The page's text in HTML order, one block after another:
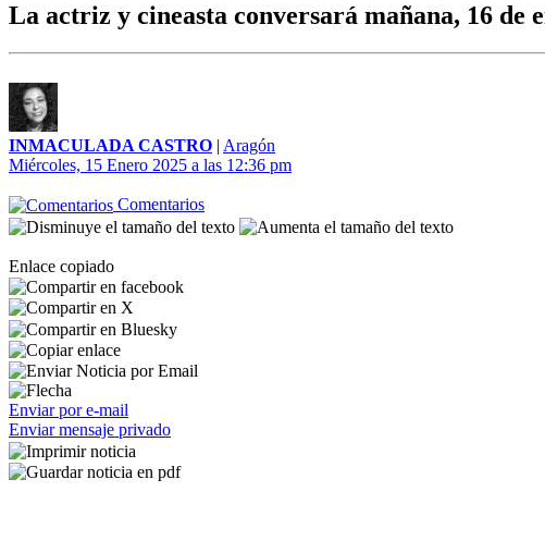
La actriz y cineasta conversará mañana, 16
INMACULADA CASTRO | Aragón
Miércoles, 15 Enero 2025 a las 12:36 pm
Comentarios
Enlace copiado
Enviar por e-mail
Enviar mensaje privado